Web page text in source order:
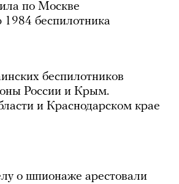
по Москве
беспилотника
беспилотников
России и Крым.
и Краснодарском крае
о шпионаже арестовали